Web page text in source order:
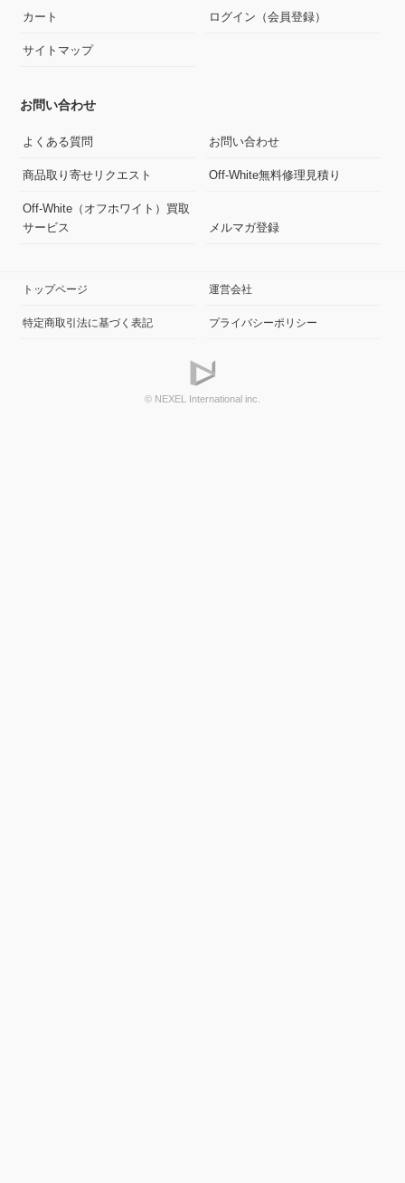
カート ログイン（会員登録）
サイトマップ
お問い合わせ
よくある質問 お問い合わせ
商品取り寄せリクエスト Off-White無料修理見積り
Off-White（オフホワイト）買取
サービス
メルマガ登録
トップページ 運営会社
特定商取引法に基づく表記 プライバシーポリシー
© NEXEL International inc.